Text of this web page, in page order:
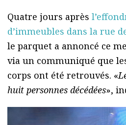
Quatre jours après
d’immeubles dans la rue
le parquet a annoncé ce
via un communiqué que
corps ont été retrouvés. «
huit personnes décédées»,